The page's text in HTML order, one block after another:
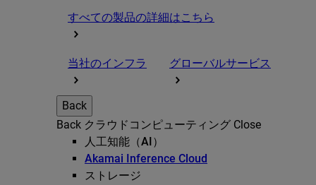
すべての製品の詳細はこちら
当社のインフラ グローバルサービス
Back
Back クラウドコンピューティング Close
人工知能（AI）
Akamai Inference Cloud
ストレージ